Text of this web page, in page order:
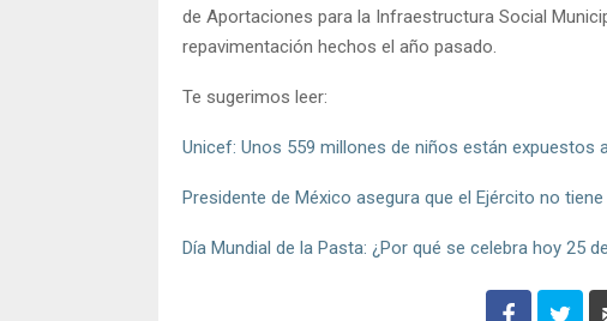
de Aportaciones para la Infraestructura Social
repavimentación hechos el año pasado.
Te sugerimos leer:
Unicef: Unos 559 millones de niños están expuestos
Presidente de México asegura que el Ejército no
Día Mundial de la Pasta: ¿Por qué se celebra hoy 25